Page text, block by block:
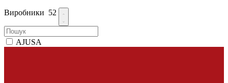
Виробники 52
AJUSA